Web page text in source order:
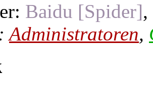
Baidu [Spider],
Administratoren,